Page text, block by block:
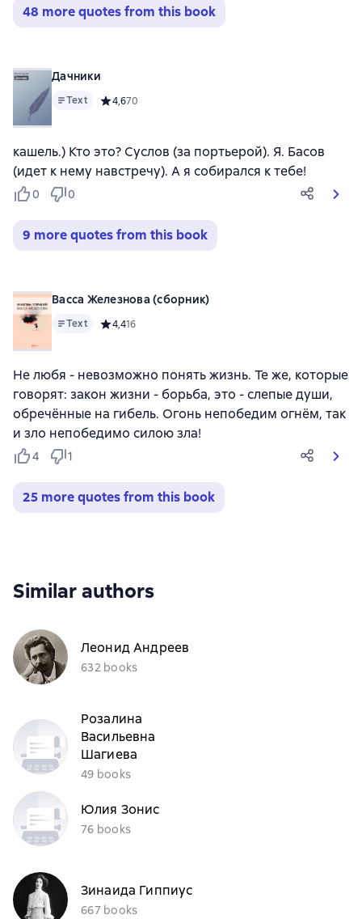
48 more quotes from this book
Дачники
Text Средний рейтинг 4,6 на основе 70 оценок
4,670
кашель.) Кто это? Суслов (за портьерой). Я. Басов
(идет к нему навстречу). А я собирался к тебе!
0 0
9 more quotes from this book
Васса Железнова (сборник)
Text Средний рейтинг 4,4 на основе 16 оценок
4,416
Не любя - невозможно понять жизнь. Те же, которые
говорят: закон жизни - борьба, это - слепые души,
обречённые на гибель. Огонь непобедим огнём, так
и зло непобедимо силою зла!
4 1
25 more quotes from this book
Similar authors
Леонид Андреев
632 books
Розалина
Васильевна
Шагиева
49 books
Юлия Зонис
76 books
Зинаида Гиппиус
667 books